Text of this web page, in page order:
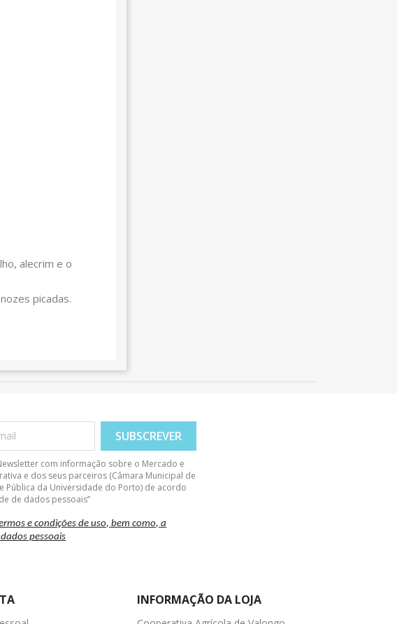
alecrim e o
picadas.
com informação sobre o Mercado e
e dos seus parceiros (Câmara Municipal de
Pública da Universidade do Porto) de acordo
de dados pessoais”
e condições de uso, bem como, a
pessoais
INFORMAÇÃO DA LOJA